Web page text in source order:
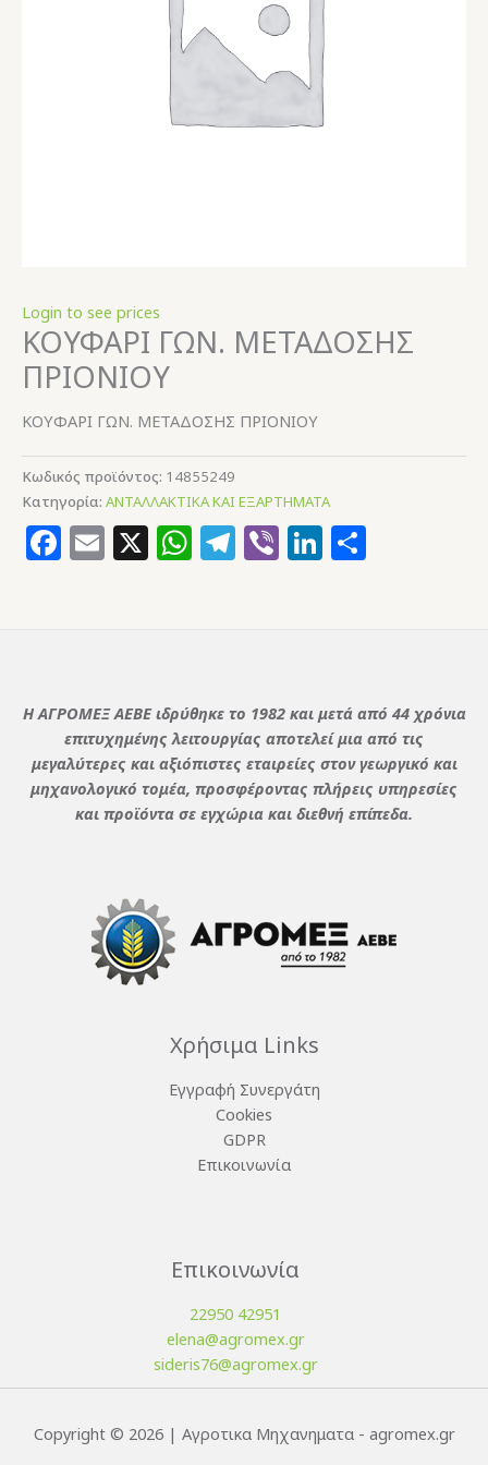
Login to see prices
ΚΟΥΦΑΡΙ ΓΩΝ. ΜΕΤΑΔΟΣΗΣ
ΠΡΙΟΝΙΟΥ
ΚΟΥΦΑΡΙ ΓΩΝ. ΜΕΤΑΔΟΣΗΣ ΠΡΙΟΝΙΟΥ
Κωδικός προϊόντος: 14855249
Κατηγορία: ΑΝΤΑΛΛΑΚΤΙΚΑ ΚΑΙ ΕΞΑΡΤΗΜΑΤΑ
Facebook
Email
X WhatsApp
Telegram
ViberLinkedIn
Η ΑΓΡΟΜΕΞ ΑΕΒΕ ιδρύθηκε το 1982 και μετά από 44 χρόνια
επιτυχημένης λειτουργίας αποτελεί μια από τις
μεγαλύτερες και αξιόπιστες εταιρείες στον γεωργικό και
μηχανολογικό τομέα, προσφέροντας πλήρεις υπηρεσίες
και προϊόντα σε εγχώρια και διεθνή επίπεδα.
Χρήσιμα Links
Εγγραφή Συνεργάτη
Cookies
GDPR
Επικοινωνία
Επικοινωνία
22950 42951
elena@agromex.gr
sideris76@agromex.gr
Copyright © 2026 | Αγροτικα Μηχανηματα - agromex.gr